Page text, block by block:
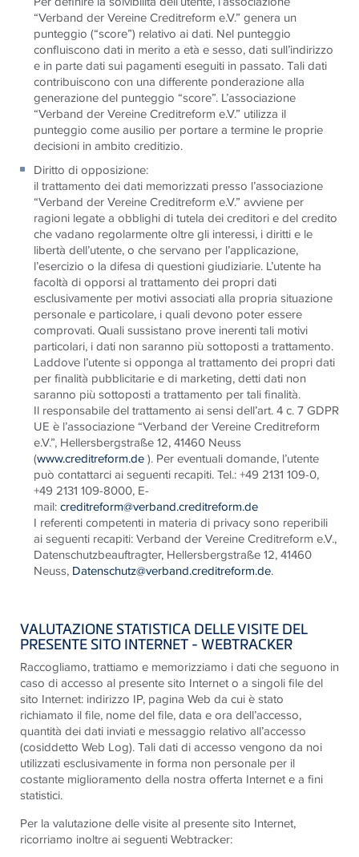
“Verband der Vereine Creditreform e.V.” genera un
punteggio (“score”) relativo ai dati. Nel punteggio
confluiscono dati in merito a età e sesso, dati sull’indirizzo
e in parte dati sui pagamenti eseguiti in passato. Tali dati
contribuiscono con una differente ponderazione alla
generazione del punteggio “score”. L’associazione
“Verband der Vereine Creditreform e.V.” utilizza il
punteggio come ausilio per portare a termine le proprie
decisioni in ambito creditizio.
Diritto di opposizione:
il trattamento dei dati memorizzati presso l’associazione
“Verband der Vereine Creditreform e.V.” avviene per
ragioni legate a obblighi di tutela dei creditori e del credito
che vadano regolarmente oltre gli interessi, i diritti e le
libertà dell’utente, o che servano per l’applicazione,
l’esercizio o la difesa di questioni giudiziarie. L’utente ha
facoltà di opporsi al trattamento dei propri dati
esclusivamente per motivi associati alla propria situazione
personale e particolare, i quali devono poter essere
comprovati. Quali sussistano prove inerenti tali motivi
particolari, i dati non saranno più sottoposti a trattamento.
Laddove l’utente si opponga al trattamento dei propri dati
per finalità pubblicitarie e di marketing, detti dati non
saranno più sottoposti a trattamento per tali finalità.
Il responsabile del trattamento ai sensi dell’art. 4 c. 7 GDPR
UE è l’associazione “Verband der Vereine Creditreform
e.V.”, Hellersbergstraße 12, 41460 Neuss
(www.creditreform.de). Per eventuali domande, l’utente
può contattarci ai seguenti recapiti. Tel.: +49 2131 109-0,
+49 2131 109-8000, E-
mail:creditreform@verband.creditreform.de
I referenti competenti in materia di privacy sono reperibili
ai seguenti recapiti: Verband der Vereine Creditreform e.V.,
Datenschutzbeauftragter, Hellersbergstraße 12, 41460
Neuss, Datenschutz@verband.creditreform.de.
VALUTAZIONE STATISTICA DELLE VISITE DEL
PRESENTE SITO INTERNET - WEBTRACKER
Raccogliamo, trattiamo e memorizziamo i dati che seguono in
caso di accesso al presente sito Internet o a singoli file del
sito Internet: indirizzo IP, pagina Web da cui è stato
richiamato il file, nome del file, data e ora dell’accesso,
quantità dei dati inviati e messaggio relativo all’accesso
(cosiddetto Web Log). Tali dati di accesso vengono da noi
utilizzati esclusivamente in forma non personale per il
costante miglioramento della nostra offerta Internet e a fini
statistici.
Per la valutazione delle visite al presente sito Internet,
ricorriamo inoltre ai seguenti Webtracker: